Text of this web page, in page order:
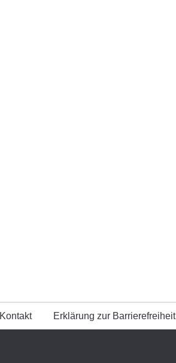
Kontakt Erklärung zur Barrierefreiheit